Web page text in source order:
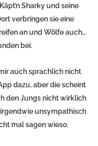
Sharky und seine
verbringen sie eine
an und Wölfe auch…
bei.
auch sprachlich nicht
dazu, aber die scheint
den Jungs nicht wirklich
unsympathisch
mal sagen wieso.